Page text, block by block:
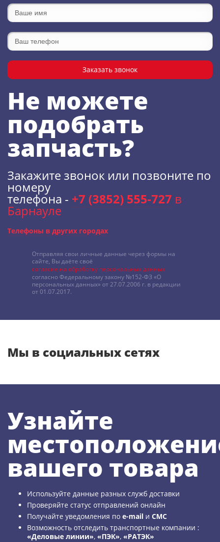
Заказать звонок
Не можете
подобрать
запчасть?
Закажите звонок или позвоните по
номеру
телефона - +7 (3852) 555-727 в
Барнауле
Телефоны в других городах
Отправляя свои личные данные через формы на
сайте, Вы даёте своё
согласие на обработку персональных данных
согласно Федеральному закону №152-ФЗ «О
персональных данных» от 27.07.2006 г. в редакции
от 01.07.2017.
Мы в социальных сетях
Узнайте
вашего товара
Используйте данные разных служб доставки
Проверяйте статус отправлений онлайн
Получайте уведомления по e-mail и СМС
Возможность отследить транспортные компании :
«Деловые линии», «ПЭК», «РАТЭК»